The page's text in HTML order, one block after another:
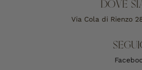
DOVE
Via Cola di Rienzo